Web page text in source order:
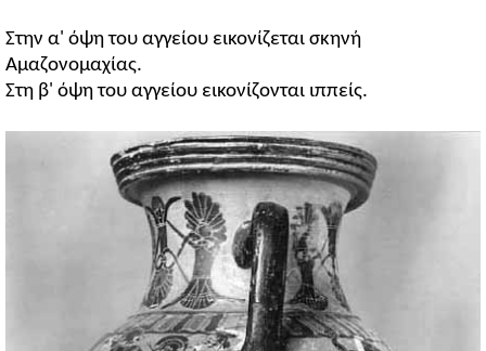
Στην α' όψη του αγγείου εικονίζεται σκηνή
Αμαζονομαχίας.
Στη β' όψη του αγγείου εικονίζονται ιππείς.